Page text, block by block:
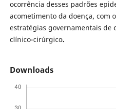
ocorrência desses padrões
acometimento da doença, com
estratégias governamentais de
clínico-cirúrgico.
Downloads